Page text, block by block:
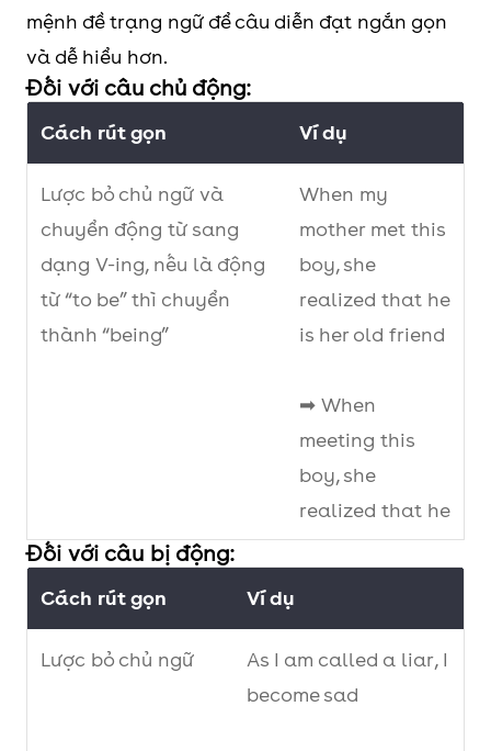
mệnh đề trạng ngữ để câu diễn đạt ngắn gọn
và dễ hiểu hơn.
Đối với câu chủ động:
Cách rút gọn Ví dụ
Lược bỏ chủ ngữ và
chuyển động từ sang
dạng V-ing, nếu là động
từ “to be” thì chuyển
thành “being”
When my
mother met this
boy, she
realized that he
is her old friend
➡ When
meeting this
boy, she
realized that he
is her old friend.
Lược bỏ chủ ngữ và liên
Đối với câu bị động:
Cách rút gọn Ví dụ
Lược bỏ chủ ngữ
As I am called a liar, I
become sad